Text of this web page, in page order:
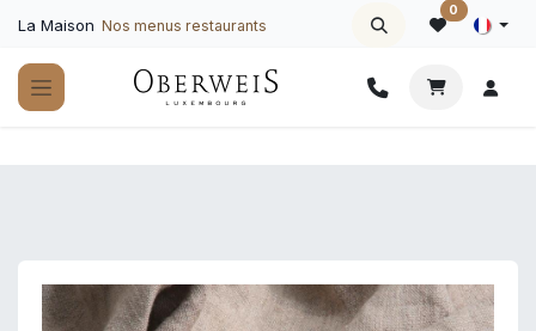
La Maison Nos menus restaurants
0